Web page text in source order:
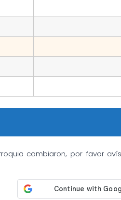
cambiaron, por favor